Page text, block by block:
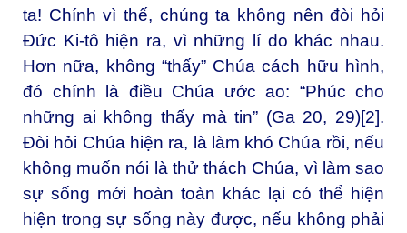
ta! Chính vì thế, chúng ta không nên đòi hỏi
Đức Ki-tô hiện ra, vì những lí do khác nhau.
Hơn nữa, không “thấy” Chúa cách hữu hình,
đó chính là điều Chúa ước ao: “Phúc cho
những ai không thấy mà tin” (Ga 20, 29)[2].
Đòi hỏi Chúa hiện ra, là làm khó Chúa rồi, nếu
không muốn nói là thử thách Chúa, vì làm sao
sự sống mới hoàn toàn khác lại có thể hiện
hiện trong sự sống này được, nếu không phải